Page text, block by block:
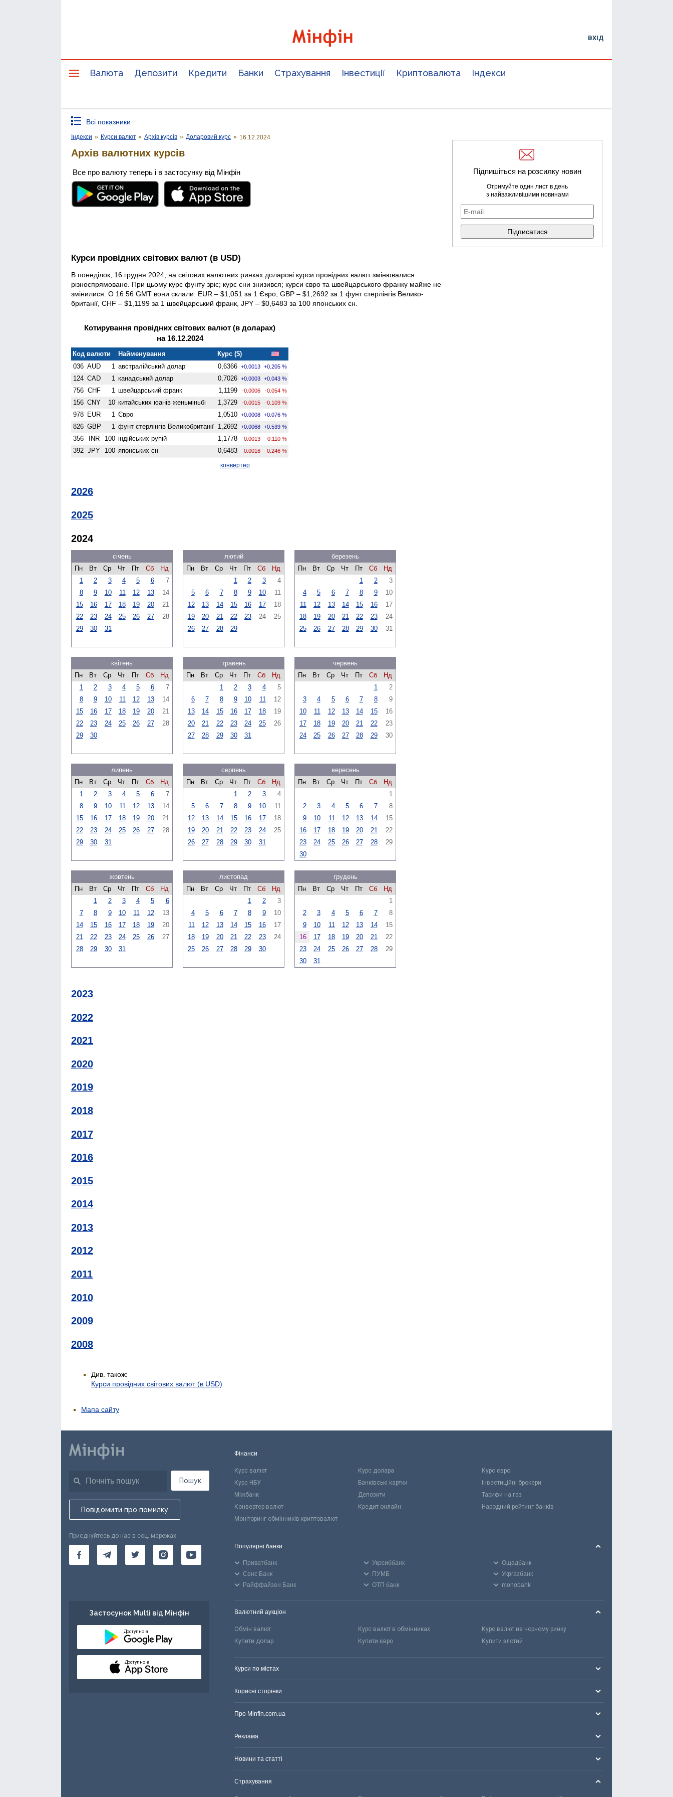
ВХІД
Валюта Депозити Кредити Банки Страхування Інвестиції Криптовалюта Індекси
Всі показники
Індекси » Курси валют » Архів курсів » Доларовий курс » 16.12.2024
Архів валютних курсів
Все про валюту теперь і в застосунку від Мінфін
Курси провідних світових валют (в USD)
В понеділок, 16 грудня 2024, на світових валютних ринках доларові курси провідних валют змінювалися
різноспрямовано. При цьому курс фунту зріс; курс єни знизився; курси євро та швейцарського франку майже не
змінилися. О 16:56 GMT вони склали: EUR – $1,051 за 1 Євро, GBP – $1,2692 за 1 фунт стерлінгів Велико­
британії, CHF – $1,1199 за 1 швейцарський франк, JPY – $0,6483 за 100 японських єн.
Котирування провідних світових валют (в доларах)
на 16.12.2024
Код валюти Найменування
Курс ($)
036 AUD 1 австралійський долар 0,6366 +0.0013 +0.205 %
124 CAD 1 канадський долар 0,7026 +0.0003 +0.043 %
756 CHF 1 швейцарський франк 1,1199 -0.0006 -0.054 %
156 CNY 10 китайських юанів женьмiньбi 1,3729 -0.0015 -0.109 %
978 EUR 1 Євро 1,0510 +0.0008 +0.076 %
826 GBP 1 фунт стерлінгів Велико­британії 1,2692 +0.0068 +0.539 %
356 INR 100 індійських рупій 1,1778 -0.0013 -0.110 %
392 JPY 100 японських єн 0,6483 -0.0016 -0.246 %
конвертер
2026
2025
2024
січень
Пн
Вт Ср Чт Пт Сб
Нд
1
2 3 4 5 6
7
8
9 10 11 12 13
14
15
16 17 18 19 20
21
22
23 24 25 26 27
28
29
30 31
лютий
Пн
Вт Ср Чт Пт Сб
Нд
1
2 3
4
5
6 7 8 9 10
11
12
13 14 15 16 17
18
19
20 21 22 23 24
25
26
27 28 29
березень
Пн
Вт Ср Чт Пт Сб
Нд
1
2
3
4
5 6 7 8 9
10
11
12 13 14 15 16
17
18
19 20 21 22 23
24
25
26 27 28 29 30 31
квітень
Пн
Вт Ср Чт Пт Сб
Нд
1
2 3 4 5 6
7
8
9 10 11 12 13
14
15
16 17 18 19 20
21
22
23 24 25 26 27
28
29
30
травень
Пн
Вт Ср Чт Пт Сб
Нд
1
2 3 4
5
6
7 8 9 10 11
12
13
14 15 16 17 18
19
20
21 22 23 24 25
26
27
28 29 30 31
червень
Пн
Вт Ср Чт Пт Сб
Нд
1
2
3
4 5 6 7 8
9
10
11 12 13 14 15
16
17
18 19 20 21 22
23
24
25 26 27 28 29 30
липень
Пн
Вт Ср Чт Пт Сб
Нд
1
2 3 4 5 6
7
8
9 10 11 12 13
14
15
16 17 18 19 20
21
22
23 24 25 26 27
28
29
30 31
серпень
Пн
Вт Ср Чт Пт Сб
Нд
1
2 3
4
5
6 7 8 9 10
11
12
13 14 15 16 17
18
19
20 21 22 23 24
25
26
27 28 29 30 31
вересень
Пн
Вт Ср Чт Пт Сб
Нд
1
2
3 4 5 6 7
8
9
10 11 12 13 14
15
16
17 18 19 20 21
22
23
24 25 26 27 28
29
30
жовтень
Пн
Вт Ср Чт Пт Сб
Нд
1
2 3 4 5
6
7
8 9 10 11 12
13
14
15 16 17 18 19
20
21
22 23 24 25 26
27
28
29 30 31
листопад
Пн
Вт Ср Чт Пт Сб
Нд
1
2
3
4
5 6 7 8 9
10
11
12 13 14 15 16
17
18
19 20 21 22 23
24
25
26 27 28 29 30
грудень
Пн
Вт Ср Чт Пт Сб
Нд
1
2
3 4 5 6 7
8
9
10 11 12 13 14
15
16
17 18 19 20 21
22
23
24 25 26 27 28
29
30
31
2023
2022
2021
2020
2019
2018
2017
2016
2015
2014
2013
2012
2011
2010
2009
2008
Див. також:
Курси провідних світових валют (в USD)
Підпишіться на розсилку новин
Отримуйте один лист в день
з найважливішими новинами
Мапа сайту
Пошук
Повідомити про помилку
Приєднуйтесь до нас в соц. мережах:
Застосунок Multi від Мінфін
Доступно в
Доступно в
Фінанси
Курс валют Курс долара
Курс євро
Курс НБУ
Банківські картки
Інвестиційні брокери
Міжбанк
Депозити
Тарифи на газ
Конвертер валют
Кредит онлайн
Народний рейтинг банків
Моніторинг обмінників криптовалют
Популярні банки
Приватбанк Укрсиббанк
Ощадбанк
Сенс Банк
ПУМБ
Укргазбанк
Райффайзен Банк
ОТП банк monobank
Валютний аукціон
Обмін валют Курс валют в обмінниках
Курс валют на чорному ринку
Купити долар
Купити євро Купити злотий
Курси по містах
Корисні сторінки
Про Minfin.com.ua
Реклама
Новини та статті
Страхування